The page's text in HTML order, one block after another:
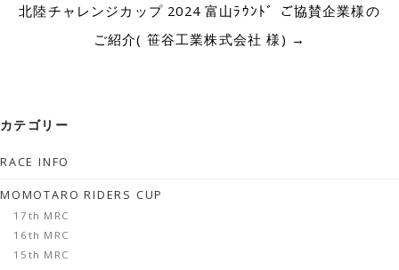
北陸チャレンジカップ 2024 富山ﾗｳﾝﾄﾞ ご協賛企業様の
ご紹介( 笹谷工業株式会社 様) →
カテゴリー
RACE INFO
MOMOTARO RIDERS CUP
17th MRC
16th MRC
15th MRC